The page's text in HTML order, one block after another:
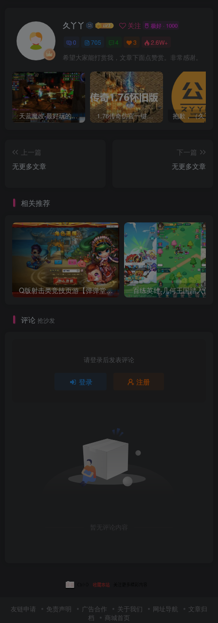
久丫丫 关注 极好 · 1000
0 705 4 3 2.6W+
希望大家能打赏我，文章下面点赞赏。非常感谢。
天蓝魔改-最好玩的魔兽世界巫妖王V335精品单机端【最智能的机器人】 1.76传奇仿官一键启动无后台和辅助究极肝传奇
上一篇
无更多文章
下一篇
无更多文章
相关推荐
Q版射击类竞技页游【弹弹堂10.8独家纹章版】最新整理单机一键即玩镜像端
评论 抢沙发
请登录后发表评论
登录 注册
暂无评论内容
友链申请 免责声明 广告合作 关于我们 网址导航
文章归
档
商城首页